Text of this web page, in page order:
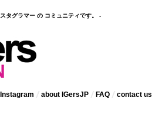
グラマー の コミュニティです。 -
Instagram about IGersJP FAQ contact us